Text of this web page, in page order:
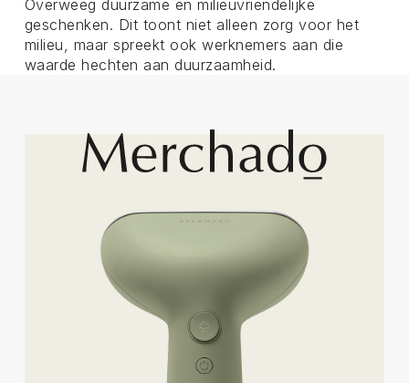
Overweeg duurzame en milieuvriendelijke
geschenken. Dit toont niet alleen zorg voor het
milieu, maar spreekt ook werknemers aan die
waarde hechten aan duurzaamheid.